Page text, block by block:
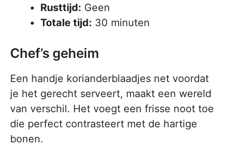
Rusttijd: Geen
Totale tijd: 30 minuten
Chef’s geheim
Een handje korianderblaadjes net voordat
je het gerecht serveert, maakt een wereld
van verschil. Het voegt een frisse noot toe
die perfect contrasteert met de hartige
bonen.